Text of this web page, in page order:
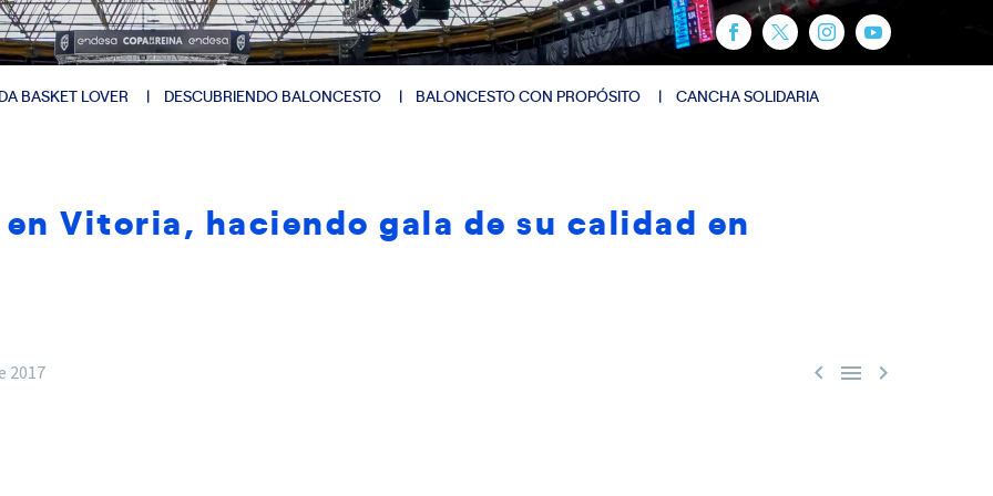
BASKET LOVER DESCUBRIENDO BALONCESTO BALONCESTO CON PROPÓSITO CANCHA SOLIDARIA
Vitoria, haciendo gala de su calidad en
  
2017